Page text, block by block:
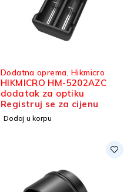
Dodatna oprema Hikmicro
HIKMICRO HM-5202AZC
dodatak za optiku
Registruj se za cijenu
Dodaj u korpu